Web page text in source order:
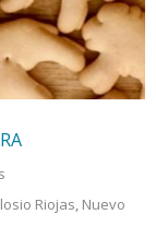
Riojas, Nuevo